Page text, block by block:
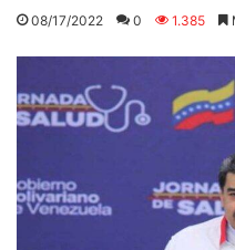
08/17/2022 0 1.385